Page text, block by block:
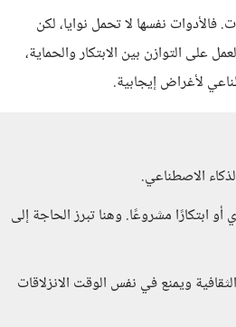
نفسها لا تحمل نوايا، لكن
التوازن بين الابتكار والحماية،
لأغراض إيجابية.
الاصطناعي.
ابتكارًا مشروعًا. وهنا تبرز الحاجة إلى
ويمنع في نفس الوقت الانزلاقات